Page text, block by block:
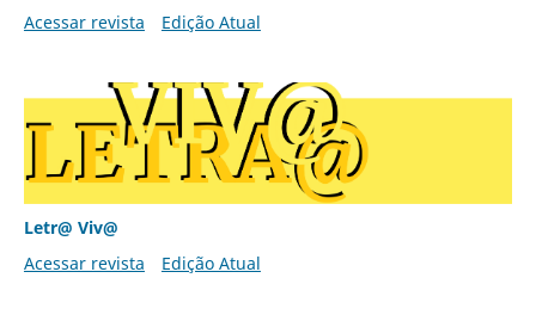
Acessar revista
Edição Atual
Letr@ Viv@
Acessar revista
Edição Atual